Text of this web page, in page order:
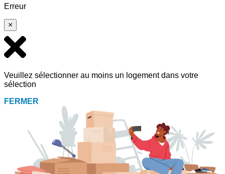
Erreur
×
Veuillez sélectionner au moins un logement dans votre
sélection
FERMER